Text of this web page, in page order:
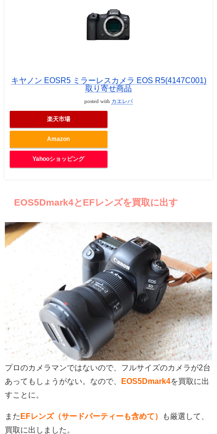
キヤノン EOSR5 ミラーレスカメラ EOS R5(4147C001)
取り寄せ商品
posted with カエレバ
楽天市場
Amazon
Yahooショッピング
EOS5Dmark4とEFレンズを買取に出す
プロのカメラマンではないので、フルサイズのカメラが2台
あってもしょうがない。なので、
EOS5Dmark4を買取に出
すことに。
また EFレンズ（サードパーティーも含めて）
も厳選して、
買取に出しました。